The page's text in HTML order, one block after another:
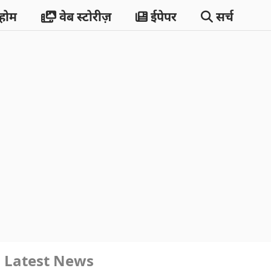
वेब स्टोरीज़ ईपेपर सर्च
Latest News